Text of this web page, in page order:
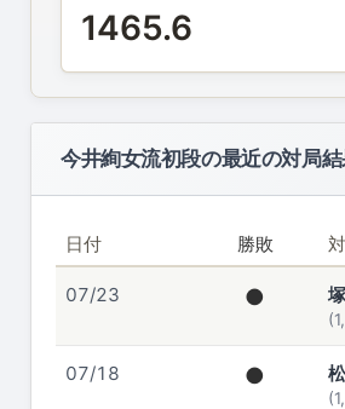
1465.6
今井絢女流初段の最近の対局
日付 勝敗
07/23 ●
07/18 ●